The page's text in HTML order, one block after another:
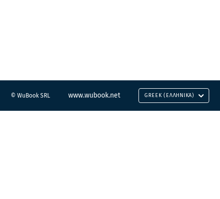
© WuBook SRL www.wubook.net GREEK (ΕΛΛΗΝΙΚΆ)